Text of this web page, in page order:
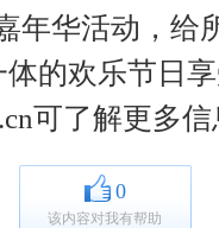
年华活动，给
的欢乐节日
可了解更多
0
该内容对我有帮助